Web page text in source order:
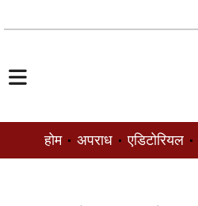
होम अपराध एडिटोरियल